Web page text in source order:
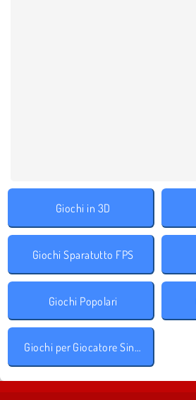
Giochi in 3D
Giochi Sparatutto FPS
Giochi Popolari
Giochi per Giocatore Singolo